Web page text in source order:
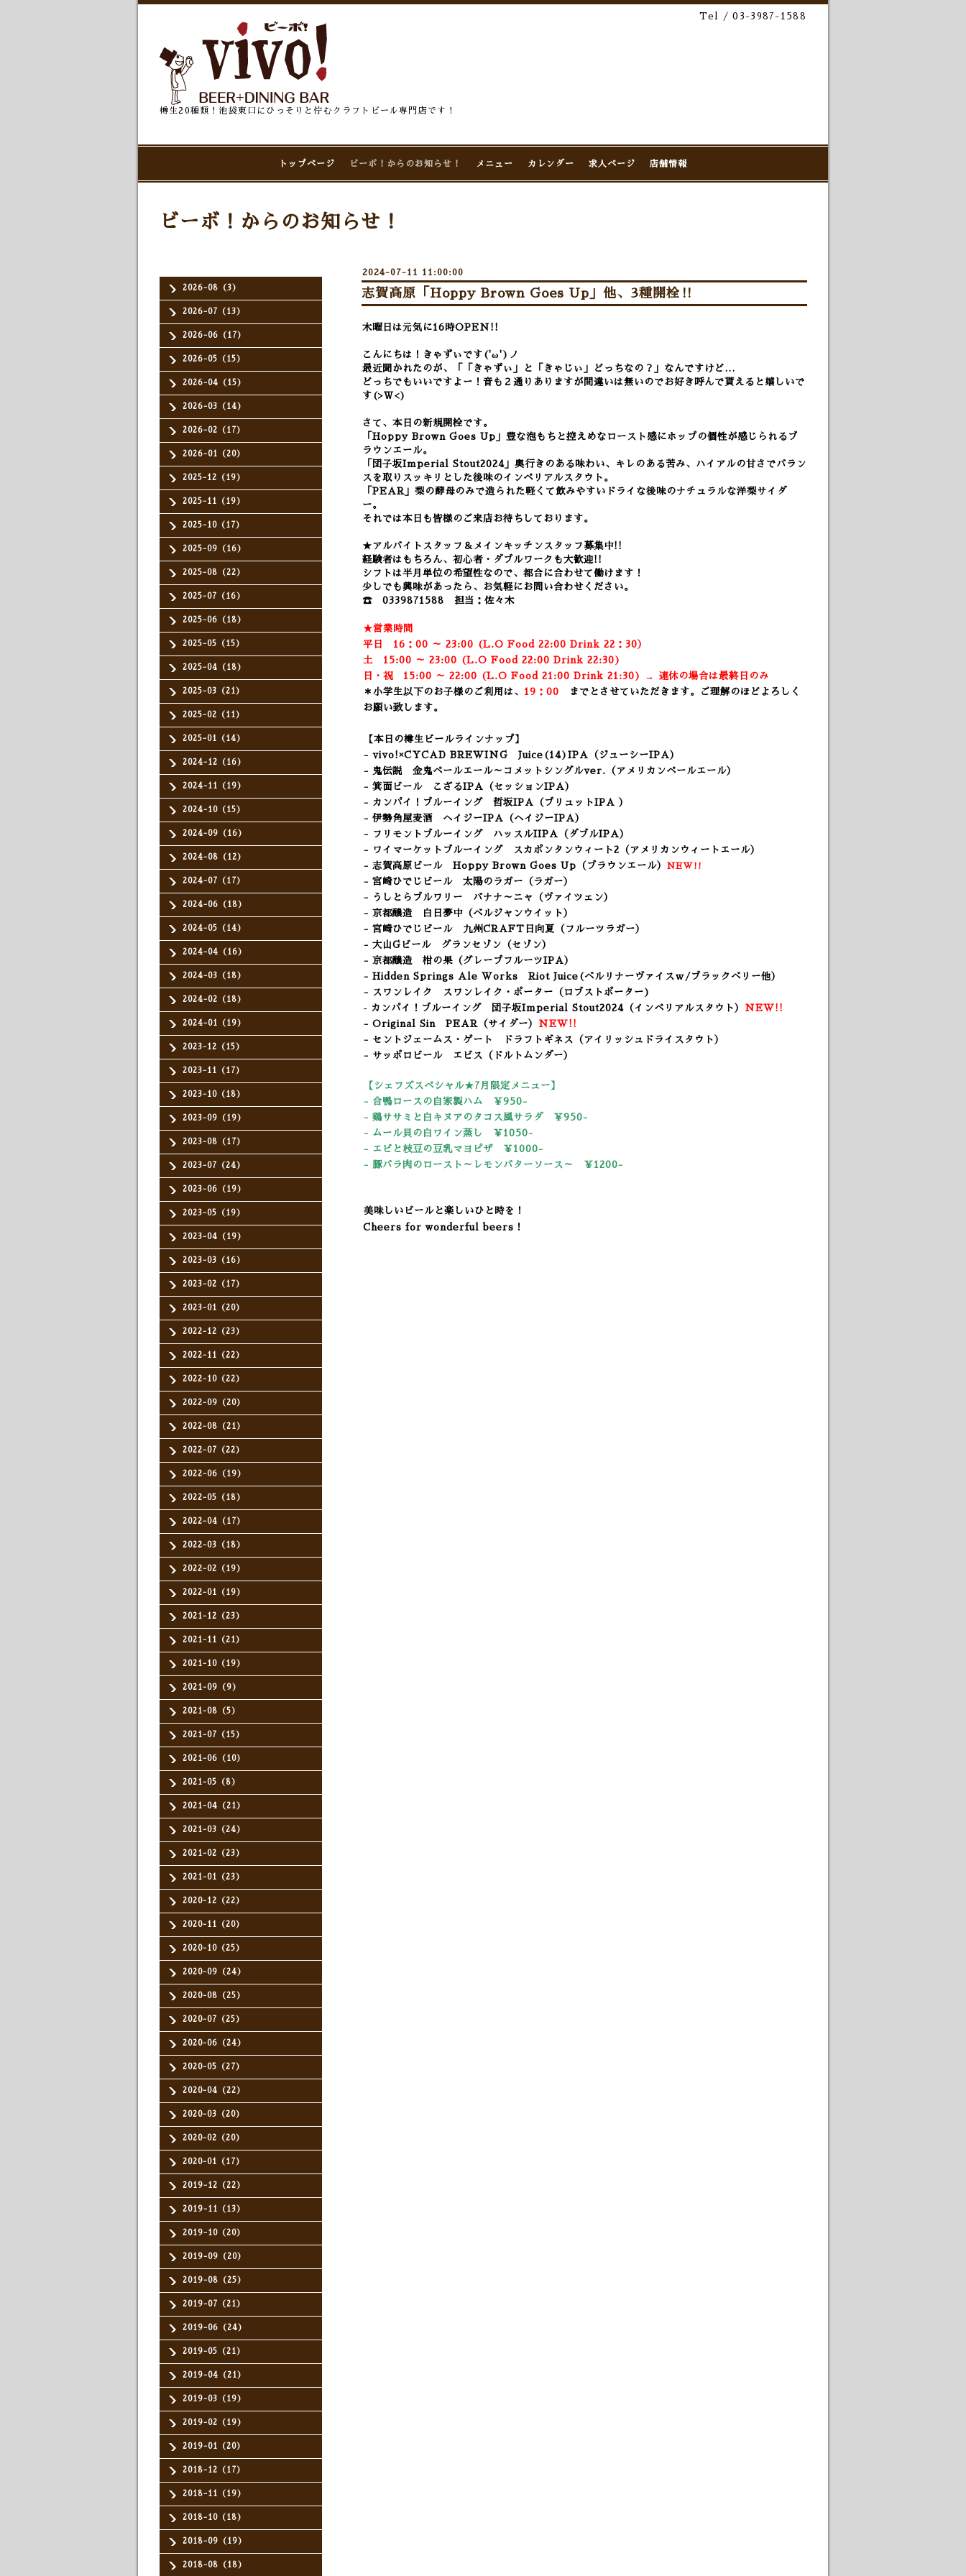
Tel / 03-3987-1588
樽生20種類！池袋東口にひっそりと佇むクラフトビール専門店です！
トップページ ビーボ！からのお知らせ！ メニュー カレンダー 求人ページ 店舗情報
2026-08（3）
2026-07（13）
2026-06（17）
2026-05（15）
2026-04（15）
2026-03（14）
2026-02（17）
2026-01（20）
2025-12（19）
2025-11（19）
2025-10（17）
2025-09（16）
2025-08（22）
2025-07（16）
2025-06（18）
2025-05（15）
2025-04（18）
2025-03（21）
2025-02（11）
2025-01（14）
2024-12（16）
2024-11（19）
2024-10（15）
2024-09（16）
2024-08（12）
2024-07（17）
2024-06（18）
2024-05（14）
2024-04（16）
2024-03（18）
2024-02（18）
2024-01（19）
2023-12（15）
2023-11（17）
2023-10（18）
2023-09（19）
2023-08（17）
2023-07（24）
2023-06（19）
2023-05（19）
2023-04（19）
2023-03（16）
2023-02（17）
2023-01（20）
2022-12（23）
2022-11（22）
2022-10（22）
2022-09（20）
2022-08（21）
2022-07（22）
2022-06（19）
2022-05（18）
2022-04（17）
2022-03（18）
2022-02（19）
2022-01（19）
2021-12（23）
2021-11（21）
2021-10（19）
2021-09（9）
2021-08（5）
2021-07（15）
2021-06（10）
2021-05（8）
2021-04（21）
2021-03（24）
2021-02（23）
2021-01（23）
2020-12（22）
2020-11（20）
2020-10（25）
2020-09（24）
2020-08（25）
2020-07（25）
2020-06（24）
2020-05（27）
2020-04（22）
2020-03（20）
2020-02（20）
2020-01（17）
2019-12（22）
2019-11（13）
2019-10（20）
2019-09（20）
2019-08（25）
2019-07（21）
2019-06（24）
2019-05（21）
2019-04（21）
2019-03（19）
2019-02（19）
2019-01（20）
2018-12（17）
2018-11（19）
2018-10（18）
2018-09（19）
2018-08（18）
ビーボ！からのお知らせ！
2024-07-11 11:00:00
志賀高原「Hoppy Brown Goes Up」他、3種開栓‼
木曜日は元気に16時OPEN!!
こんにちは！きゃずぃです('ω')ノ
最近聞かれたのが、「「きゃずぃ」と「きゃじぃ」どっちなの？」なんですけど…
どっちでもいいですよー！音も２通りありますが間違いは無いのでお好き呼んで貰えると嬉しいで
す(>Ｗ<)
さて、本日の新規開栓です。
「Hoppy Brown Goes Up」豊な泡もちと控えめなロースト感にホップの個性が感じられるブ
ラウンエール。
「団子坂Imperial Stout2024」奥行きのある味わい、キレのある苦み、ハイアルの甘さでバラン
スを取りスッキリとした後味のインペリアルスタウト。
「PEAR」梨の酵母のみで造られた軽くて飲みやすいドライな後味のナチュラルな洋梨サイダ
ー。
それでは本日も皆様のご来店お待ちしております。
★アルバイトスタッフ＆メインキッチンスタッフ募集中!!
経験者はもちろん、初心者・ダブルワークも大歓迎!!
シフトは半月単位の希望性なので、都合に合わせて働けます！
少しでも興味があったら、お気軽にお問い合わせください。
☎ 0339871588 担当：佐々木
★営業時間
平日 16：00 ～ 23:00 (L.O Food 22:00 Drink 22：30）
土 15:00 ～ 23:00 (L.O Food 22:00 Drink 22:30)
日・祝 15:00 ～ 22:00 (L.O Food 21:00 Drink 21:30) → 連休の場合は最終日のみ
＊小学生以下のお子様のご利用は、 19：00
までとさせていただきます。ご理解のほどよろしく
お願い致します。
【本日の樽生ビールラインナップ】
- vivo!×CYCAD BREWING Juice(14)IPA （ジューシーIPA）
- 鬼伝説 金鬼ペールエール～コメットシングルver.（アメリカンペールエール）
- 箕面ビール こざるIPA （セッションIPA）
- カンパイ！ブルーイング 哲坂IPA（ブリュットIPA ）
- 伊勢角屋麦酒 ヘイジーIPA（ヘイジーIPA）
- フリモントブルーイング ハッスルIIPA（ダブルIPA）
- ワイマーケットブルーイング スカポンタンウィート2 （アメリカンウィートエール）
- 志賀高原ビール Hoppy Brown Goes Up （ブラウンエール） NEW!!
- 宮崎ひでじビール 太陽のラガー（ラガー）
- うしとらブルワリー バナナ～ニャ（ヴァイツェン）
- 京都醸造 白日夢中（ベルジャンウイット）
- 宮崎ひでじビール 九州CRAFT日向夏（フルーツラガー）
- 大山Gビール グランセゾン （セゾン）
- 京都醸造 柑の果（グレープフルーツIPA）
- Hidden Springs Ale Works Riot Juice(ベルリナーヴァイスｗ/ブラックベリー他）
- スワンレイク スワンレイク・ポーター（ロブストポーター)
‐ カンパイ！ブルーイング
団子坂Imperial Stout2024 （インペリアルスタウト） NEW!!
- Original Sin PEAR（サイダー） NEW!!
- セントジェームス・ゲート ドラフトギネス（アイリッシュドライスタウト）
- サッポロビール エビス（ドルトムンダー）
【シェフズスペシャル★7 月限定メニュー】
- 合鴨ロースの自家製ハム ￥950-
- 鶏ササミと白キヌアのタコス風サラダ ￥950-
- ムール貝の白ワイン蒸し
￥1050-
- エビと枝豆の豆乳マヨピザ ￥1000-
- 豚バラ肉のロースト～レモンバターソース～
￥1200-
美味しいビールと楽しいひと時を！
Cheers for wonderful beers！